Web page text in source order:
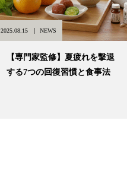
2025.08.15 NEWS
【専門家監修】夏疲れを撃退
する7つの回復習慣と食事法